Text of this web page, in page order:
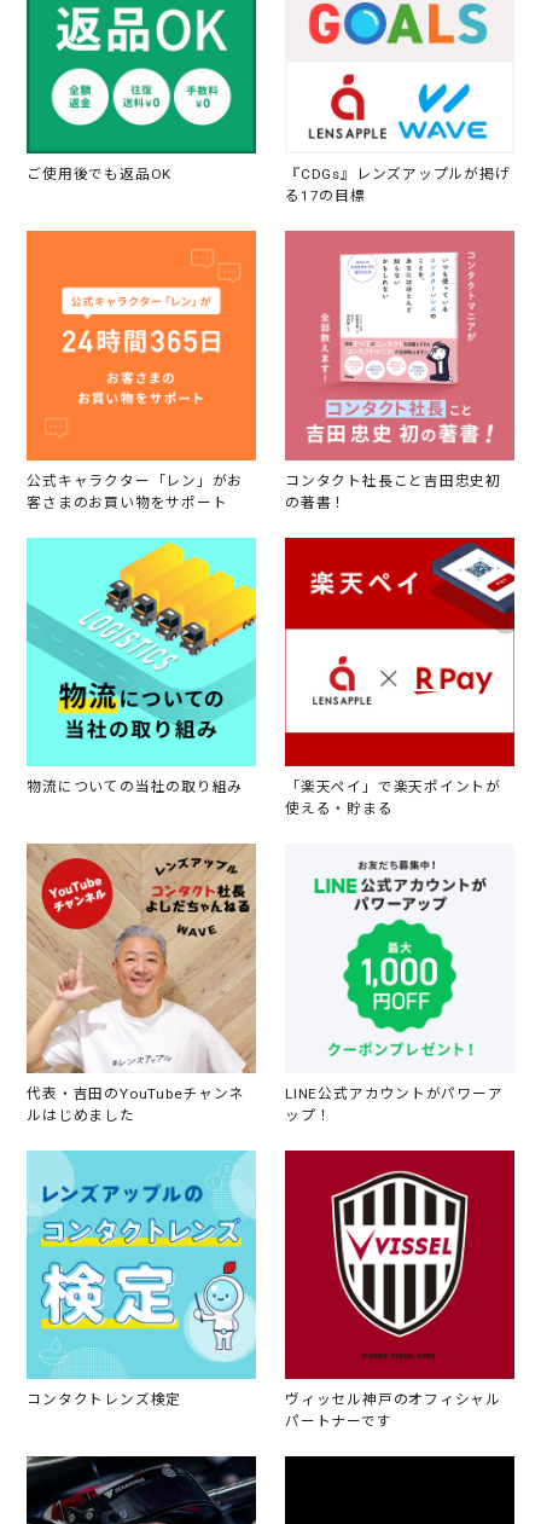
ご使用後でも返品OK
『CDGs』レンズアップルが掲げ
る17の目標
公式キャラクター「レン」がお
客さまのお買い物をサポート
コンタクト社長こと吉田忠史初
の著書！
物流についての当社の取り組み
「楽天ペイ」で楽天ポイントが
使える・貯まる
代表・吉田のYouTubeチャンネ
ルはじめました
LINE公式アカウントがパワーア
ップ！
コンタクトレンズ検定
ヴィッセル神戸のオフィシャル
パートナーです